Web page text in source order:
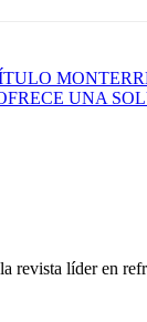
UNA
líder en